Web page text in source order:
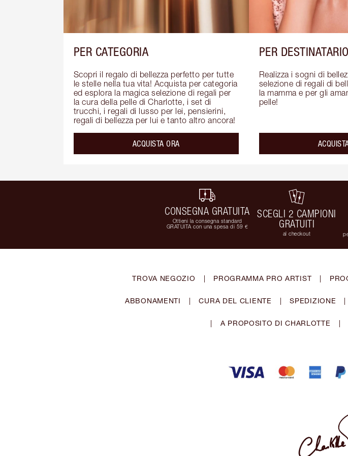
PER CATEGORIA
Scopri il regalo di bellezza perfetto per tutte
le stelle nella tua vita! Acquista per categoria
ed esplora la magica selezione di regali per
la cura della pelle di Charlotte, i set di
trucchi, i regali di lusso per lei, pensierini,
regali di bellezza per lui e tanto altro ancora!
ACQUISTA ORA
PER DESTINATARIO
Realizza i sogni di
selezione di regali di
la mamma e per gli
pelle!
CONSEGNA GRATUITA
Ottieni la consegna standard
GRATUITA con una spesa di 59 €
SCEGLI 2 CAMPIONI
GRATUITI
al checkout
TROVA NEGOZIO | PROGRAMMA PRO ARTIST |
ABBONAMENTI | CURA DEL CLIENTE | SPEDIZIONE |
| A PROPOSITO DI CHARLOTTE |